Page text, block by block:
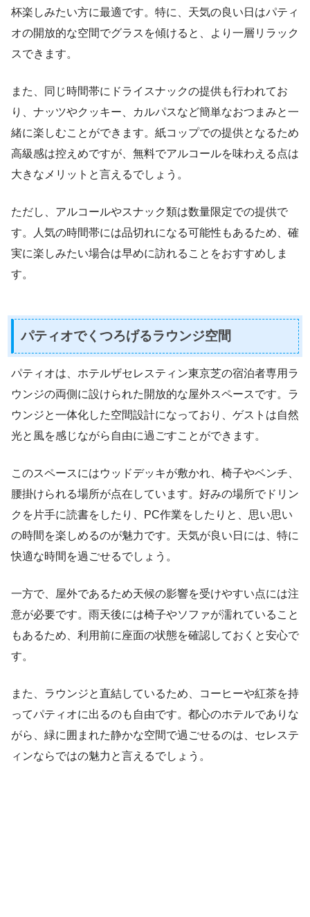
杯楽しみたい方に最適です。特に、天気の良い日はパティ
オの開放的な空間でグラスを傾けると、より一層リラック
スできます。
また、同じ時間帯にドライスナックの提供も行われてお
り、ナッツやクッキー、カルパスなど簡単なおつまみと一
緒に楽しむことができます。紙コップでの提供となるため
高級感は控えめですが、無料でアルコールを味わえる点は
大きなメリットと言えるでしょう。
ただし、アルコールやスナック類は数量限定での提供で
す。人気の時間帯には品切れになる可能性もあるため、確
実に楽しみたい場合は早めに訪れることをおすすめしま
す。
パティオでくつろげるラウンジ空間
パティオは、ホテルザセレスティン東京芝の宿泊者専用ラ
ウンジの両側に設けられた開放的な屋外スペースです。ラ
ウンジと一体化した空間設計になっており、ゲストは自然
光と風を感じながら自由に過ごすことができます。
このスペースにはウッドデッキが敷かれ、椅子やベンチ、
腰掛けられる場所が点在しています。好みの場所でドリン
クを片手に読書をしたり、PC作業をしたりと、思い思い
の時間を楽しめるのが魅力です。天気が良い日には、特に
快適な時間を過ごせるでしょう。
一方で、屋外であるため天候の影響を受けやすい点には注
意が必要です。雨天後には椅子やソファが濡れていること
もあるため、利用前に座面の状態を確認しておくと安心で
す。
また、ラウンジと直結しているため、コーヒーや紅茶を持
ってパティオに出るのも自由です。都心のホテルでありな
がら、緑に囲まれた静かな空間で過ごせるのは、セレステ
ィンならではの魅力と言えるでしょう。